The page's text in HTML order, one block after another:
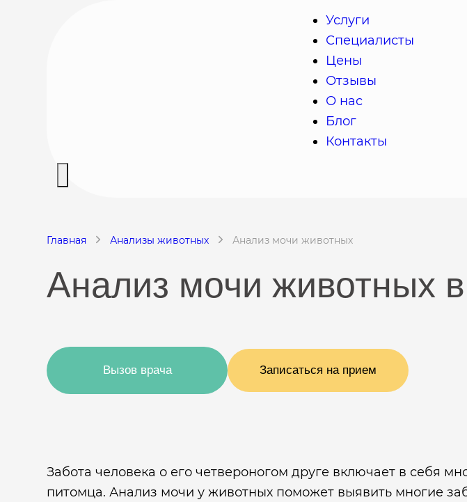
Услуги
Специалисты
Цены
Отзывы
О нас
Блог
Контакты
Главная Анализы животных Анализ мочи животных
Анализ мочи животных
Вызов врача Записаться на прием
Забота человека о его четвероногом друге включает в себя
питомца. Анализ мочи у животных поможет выявить многие